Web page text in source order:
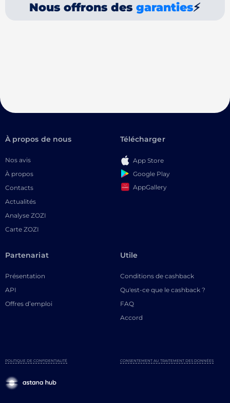
Nous offrons desgaranties⚡
À propos de nous
Nos avis
À propos
Contacts
Actualités
Analyse ZOZI
Carte ZOZI
Télécharger
App Store
Google Play
AppGallery
Partenariat
Présentation
API
Offres d’emploi
Utile
Conditions de cashback
Qu'est-ce que le cashback ?
FAQ
Accord
POLITIQUE DE CONFIDENTIALITÉ CONSENTEMENT AU TRAITEMENT DES DONNÉES